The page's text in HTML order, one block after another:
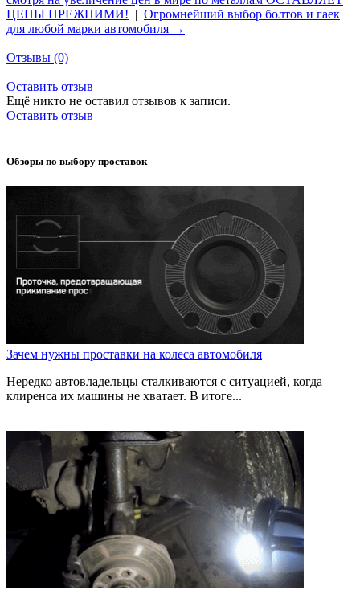
ЦЕНЫ ПРЕЖНИМИ! | Огромнейший выбор болтов и гаек
для любой марки автомобиля →
Отзывы (0)
Оставить отзыв
Ещё никто не оставил отзывов к записи.
Оставить отзыв
Обзоры по выбору проставок
Зачем нужны проставки на колеса автомобиля
Нередко автовладельцы сталкиваются с ситуацией, когда
клиренса их машины не хватает. В итоге...